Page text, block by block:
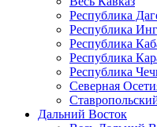
Республика
Республика
Республика
Республика
Республика
Северная
Дальний Восток